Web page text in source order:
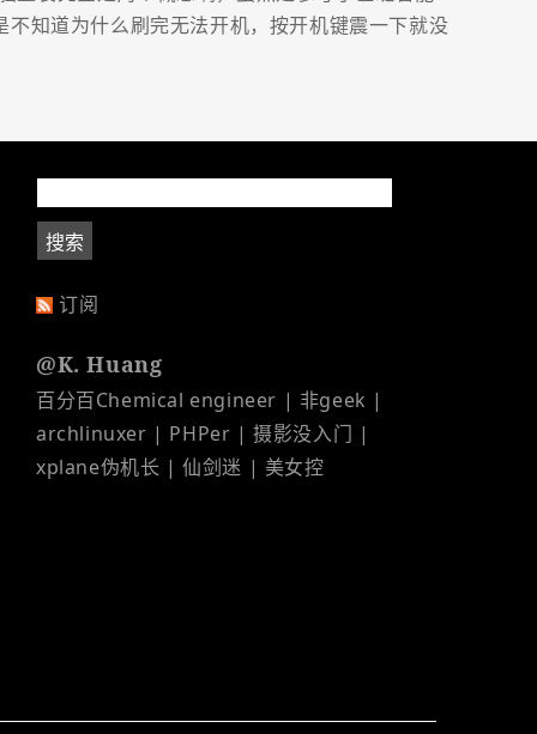
知道为什么刷完无法开机，按开机键震一下就没
订阅
@K. Huang
百分百Chemical engineer | 非geek |
archlinuxer | PHPer | 摄影没入门 |
xplane伪机长 | 仙剑迷 | 美女控